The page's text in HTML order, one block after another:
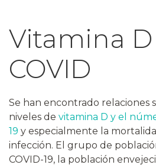
Vitamina
COVID
Se han encontrado relaciones
niveles de vitamina D y el
19 y especialmente la
infección. El grupo de
COVID-19, la población